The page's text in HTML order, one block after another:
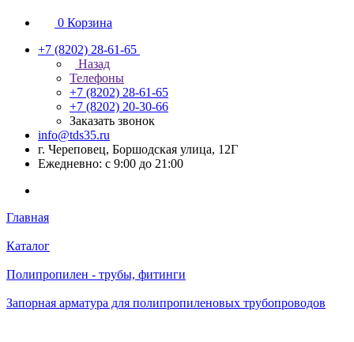
0 Корзина
+7 (8202) 28‑61-65
Назад
Телефоны
+7 (8202) 28‑61-65
+7 (8202) 20‑30-66
Заказать звонок
info@tds35.ru
г. Череповец, Боршодская улица, 12Г
Ежедневно: с 9:00 до 21:00
Главная
Каталог
Полипропилен - трубы, фитинги
Запорная арматура для полипропиленовых трубопроводов